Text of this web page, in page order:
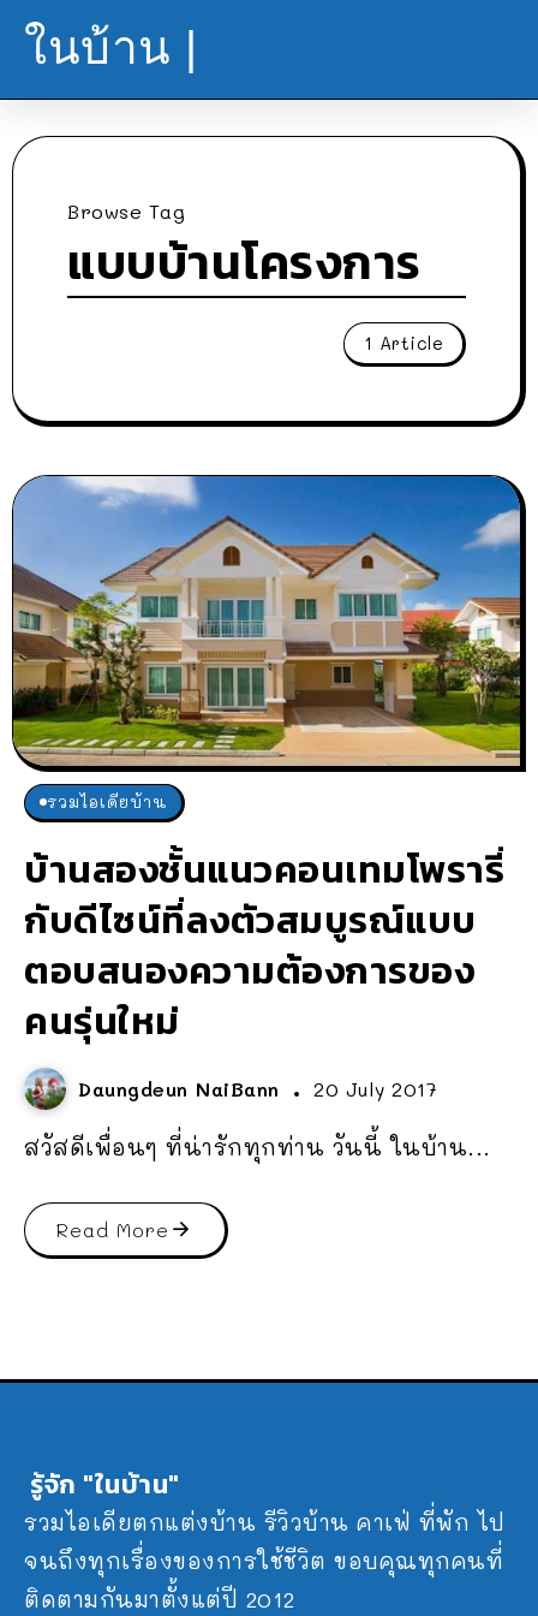
ในบ้าน |
Browse Tag
แบบบ้านโครงการ
1 Article
รวมไอเดียบ้าน
บ้านสองชั้นแนวคอนเทมโพรารี่
กับดีไซน์ที่ลงตัวสมบูรณ์แบบ
ตอบสนองความต้องการของ
คนรุ่นใหม่
Daungdeun NaiBann 20 July 2017
สวัสดีเพื่อนๆ ที่น่ารักทุกท่าน วันนี้ ในบ้าน...
Read More
รู้จัก "ในบ้าน"
รวมไอเดียตกแต่งบ้าน รีวิวบ้าน คาเฟ่ ที่พัก ไป
จนถึงทุกเรื่องของการใช้ชีวิต ขอบคุณทุกคนที่
ติดตามกันมาตั้งแต่ปี 2012